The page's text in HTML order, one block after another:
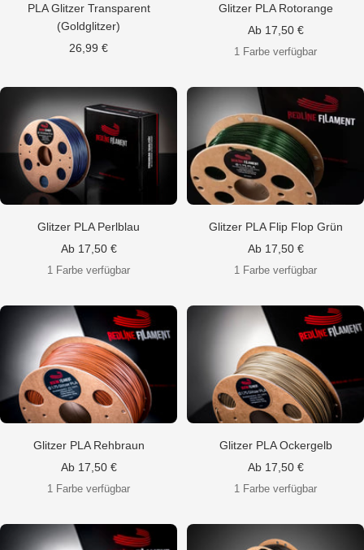
PLA Glitzer Transparent
(Goldglitzer)
Angebotspreis
26,99 €
Glitzer PLA Rotorange
Angebotspreis
Ab 17,50 €
1 Farbe verfügbar
Glitzer PLA Perlblau
Angebotspreis
Ab 17,50 €
1 Farbe verfügbar
Glitzer PLA Flip Flop Grün
Angebotspreis
Ab 17,50 €
1 Farbe verfügbar
Glitzer PLA Rehbraun
Angebotspreis
Ab 17,50 €
1 Farbe verfügbar
Glitzer PLA Ockergelb
Angebotspreis
Ab 17,50 €
1 Farbe verfügbar